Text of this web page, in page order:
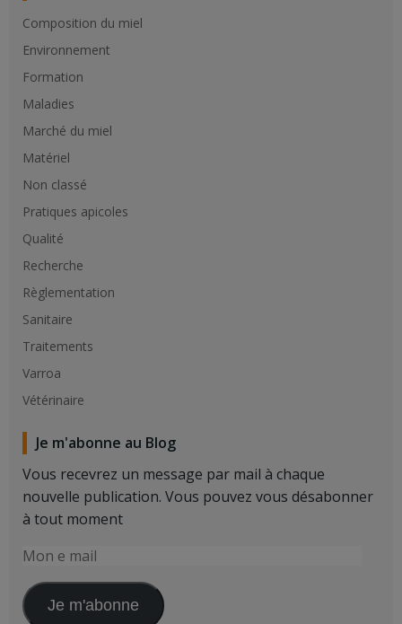
Composition du miel
Environnement
Formation
Maladies
Marché du miel
Matériel
Non classé
Pratiques apicoles
Qualité
Recherche
Règlementation
Sanitaire
Traitements
Varroa
Vétérinaire
Je m'abonne au Blog
Vous recevrez un message par mail à chaque
nouvelle publication. Vous pouvez vous désabonner
à tout moment
Mon
mail Je m'abonne